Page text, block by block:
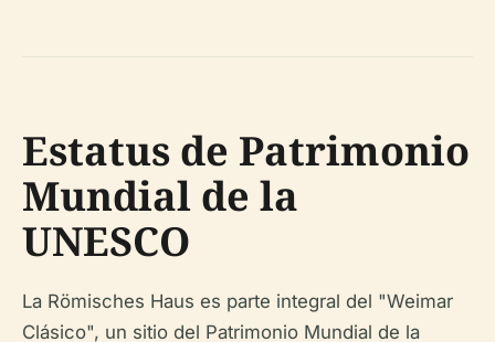
Estatus de Patrimonio
Mundial de la
UNESCO
La Römisches Haus es parte integral del "Weimar
Clásico", un sitio del Patrimonio Mundial de la